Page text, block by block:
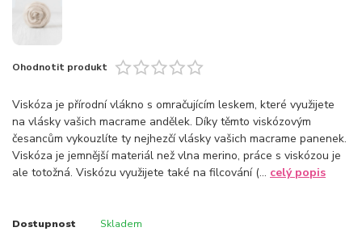
Ohodnotit produkt
Viskóza je přírodní vlákno s omračujícím leskem, které využijete
na vlásky vašich macrame andělek. Díky těmto viskózovým
česancům vykouzlíte ty nejhezčí vlásky vašich macrame panenek.
Viskóza je jemnější materiál než vlna merino, práce s viskózou je
ale totožná. Viskózu využijete také na filcování (... celý popis
Dostupnost Skladem